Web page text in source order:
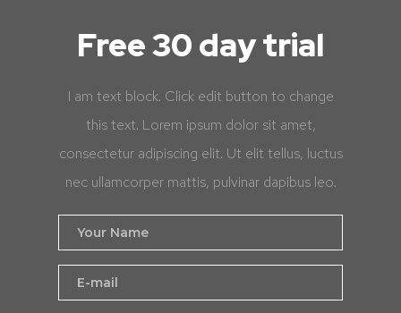
Free 30 day trial
I am text block. Click edit button to change
this text. Lorem ipsum dolor sit amet,
consectetur adipiscing elit. Ut elit tellus, luctus
nec ullamcorper mattis, pulvinar dapibus leo.